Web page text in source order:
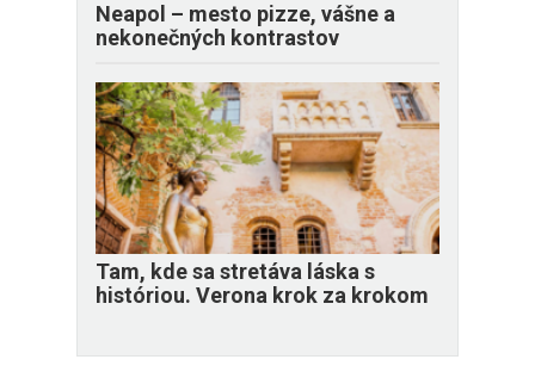
Neapol – mesto pizze, vášne a
nekonečných kontrastov
Tam, kde sa stretáva láska s
históriou. Verona krok za krokom